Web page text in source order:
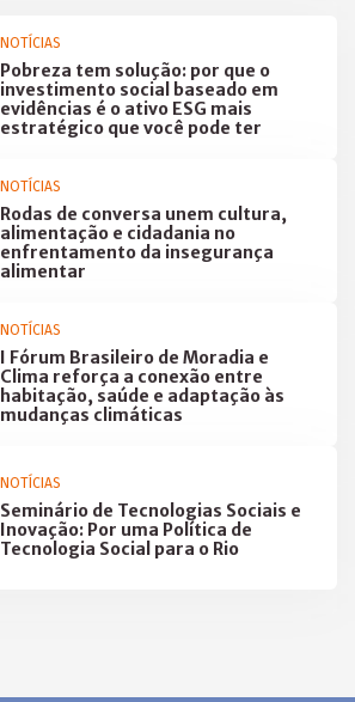
NOTÍCIAS
Pobreza tem solução: por que o
investimento social baseado em
evidências é o ativo ESG mais
estratégico que você pode ter
NOTÍCIAS
Rodas de conversa unem cultura,
alimentação e cidadania no
enfrentamento da insegurança
alimentar
NOTÍCIAS
I Fórum Brasileiro de Moradia e
Clima reforça a conexão entre
habitação, saúde e adaptação às
mudanças climáticas
NOTÍCIAS
Seminário de Tecnologias Sociais e
Inovação: Por uma Política de
Tecnologia Social para o Rio